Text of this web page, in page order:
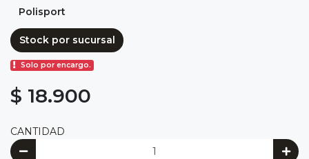
Polisport
Stock por sucursal
Solo por encargo.
$ 18.900
CANTIDAD